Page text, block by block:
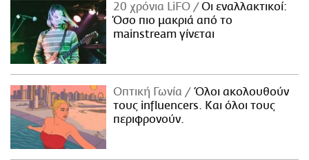
20 χρόνια LiFO
Οι εναλλακτικοί:
Όσο πιο μακριά από το
mainstream γίνεται
Οπτική Γωνία
Όλοι ακολουθούν
τους influencers. Και όλοι τους
περιφρονούν.